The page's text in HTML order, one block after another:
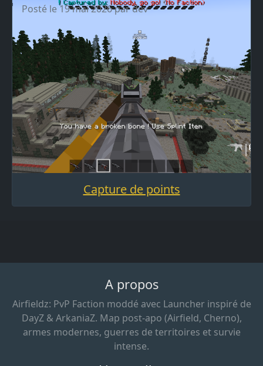
Capture de points
Posté le 19 mai 2026 par dev
A propos
Airfieldz: PvP Faction moddé avec Launcher inspiré de
DayZ & ArkaniaZ. Map post-apo (Airfield, Cherno),
armes modernes, guerres de territoires et survie
intense.